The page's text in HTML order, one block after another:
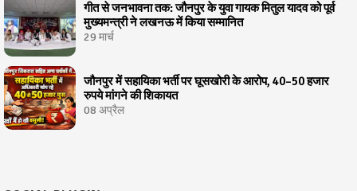
गीत से जनभावना तक: जौनपुर के युवा गायक मितुल यादव को पूर्व
मुख्यमन्त्री ने लखनऊ में किया सम्मानित
29 मार्च
जौनपुर में सहायिका भर्ती पर घूसखोरी के आरोप, 40–50 हजार
रुपये मांगने की शिकायत
08 अप्रैल